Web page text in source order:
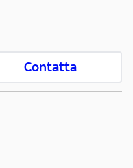
Contatta